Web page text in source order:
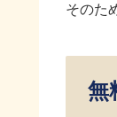
そのた
無